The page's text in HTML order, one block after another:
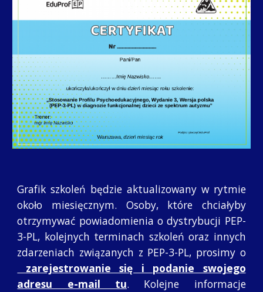
Grafik szkoleń będzie aktualizowany w rytmie
około miesięcznym. Osoby, które chciałyby
otrzymywać powiadomienia o dystrybucji PEP-
3-PL, kolejnych terminach szkoleń oraz innych
zdarzeniach związanych z PEP-3-PL, prosimy o
zarejestrowanie się i podanie swojego
adresu e-mail tu. Kolejne informacje